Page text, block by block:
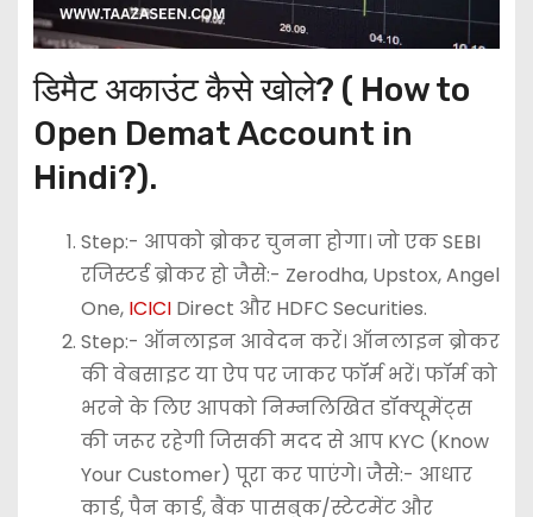
डिमैट अकाउंट कैसे खोले? ( How to
Open Demat Account in
Hindi?).
Step:- आपको ब्रोकर चुनना होगा। जो एक SEBI
रजिस्टर्ड ब्रोकर हो जैसे:- Zerodha, Upstox, Angel
One, ICICIDirect और HDFC Securities.
Step:- ऑनलाइन आवेदन करें। ऑनलाइन ब्रोकर
की वेबसाइट या ऐप पर जाकर फॉर्म भरें। फॉर्म को
भरने के लिए आपको निम्नलिखित डॉक्यूमेंट्स
की जरूर रहेगी जिसकी मदद से आप KYC (Know
Your Customer) पूरा कर पाएंगे। जैसे:- आधार
कार्ड, पैन कार्ड, बैंक पासबुक/स्टेटमेंट और